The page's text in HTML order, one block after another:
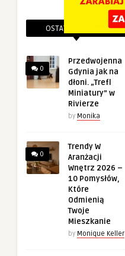
OSTATNIE PINEZKI
0
Przedwojenna
Gdynia jak na
dłoni. „Trefl
Miniatury” w
Rivierze
by Monika
0
Trendy W
Aranżacji
Wnętrz 2026 –
10 Pomysłów,
Które
Odmienią
Twoje
Mieszkanie
by Monique Keller